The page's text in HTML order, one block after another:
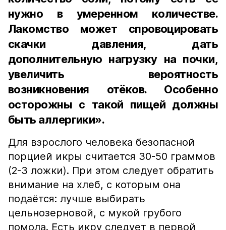
нужно в умеренном количестве.
Лакомство может спровоцировать
скачки давления, дать
дополнительную нагрузку на почки,
увеличить вероятность
возникновения отёков. Особенно
осторожны с такой пищей должны
быть аллергики».
Для взрослого человека безопасной
порцией икры считается 30-50 граммов
(2-3 ложки). При этом следует обратить
внимание на хлеб, с которым она
подаётся: лучше выбирать
цельнозерновой, с мукой грубого
помола. Есть икру следует в первой